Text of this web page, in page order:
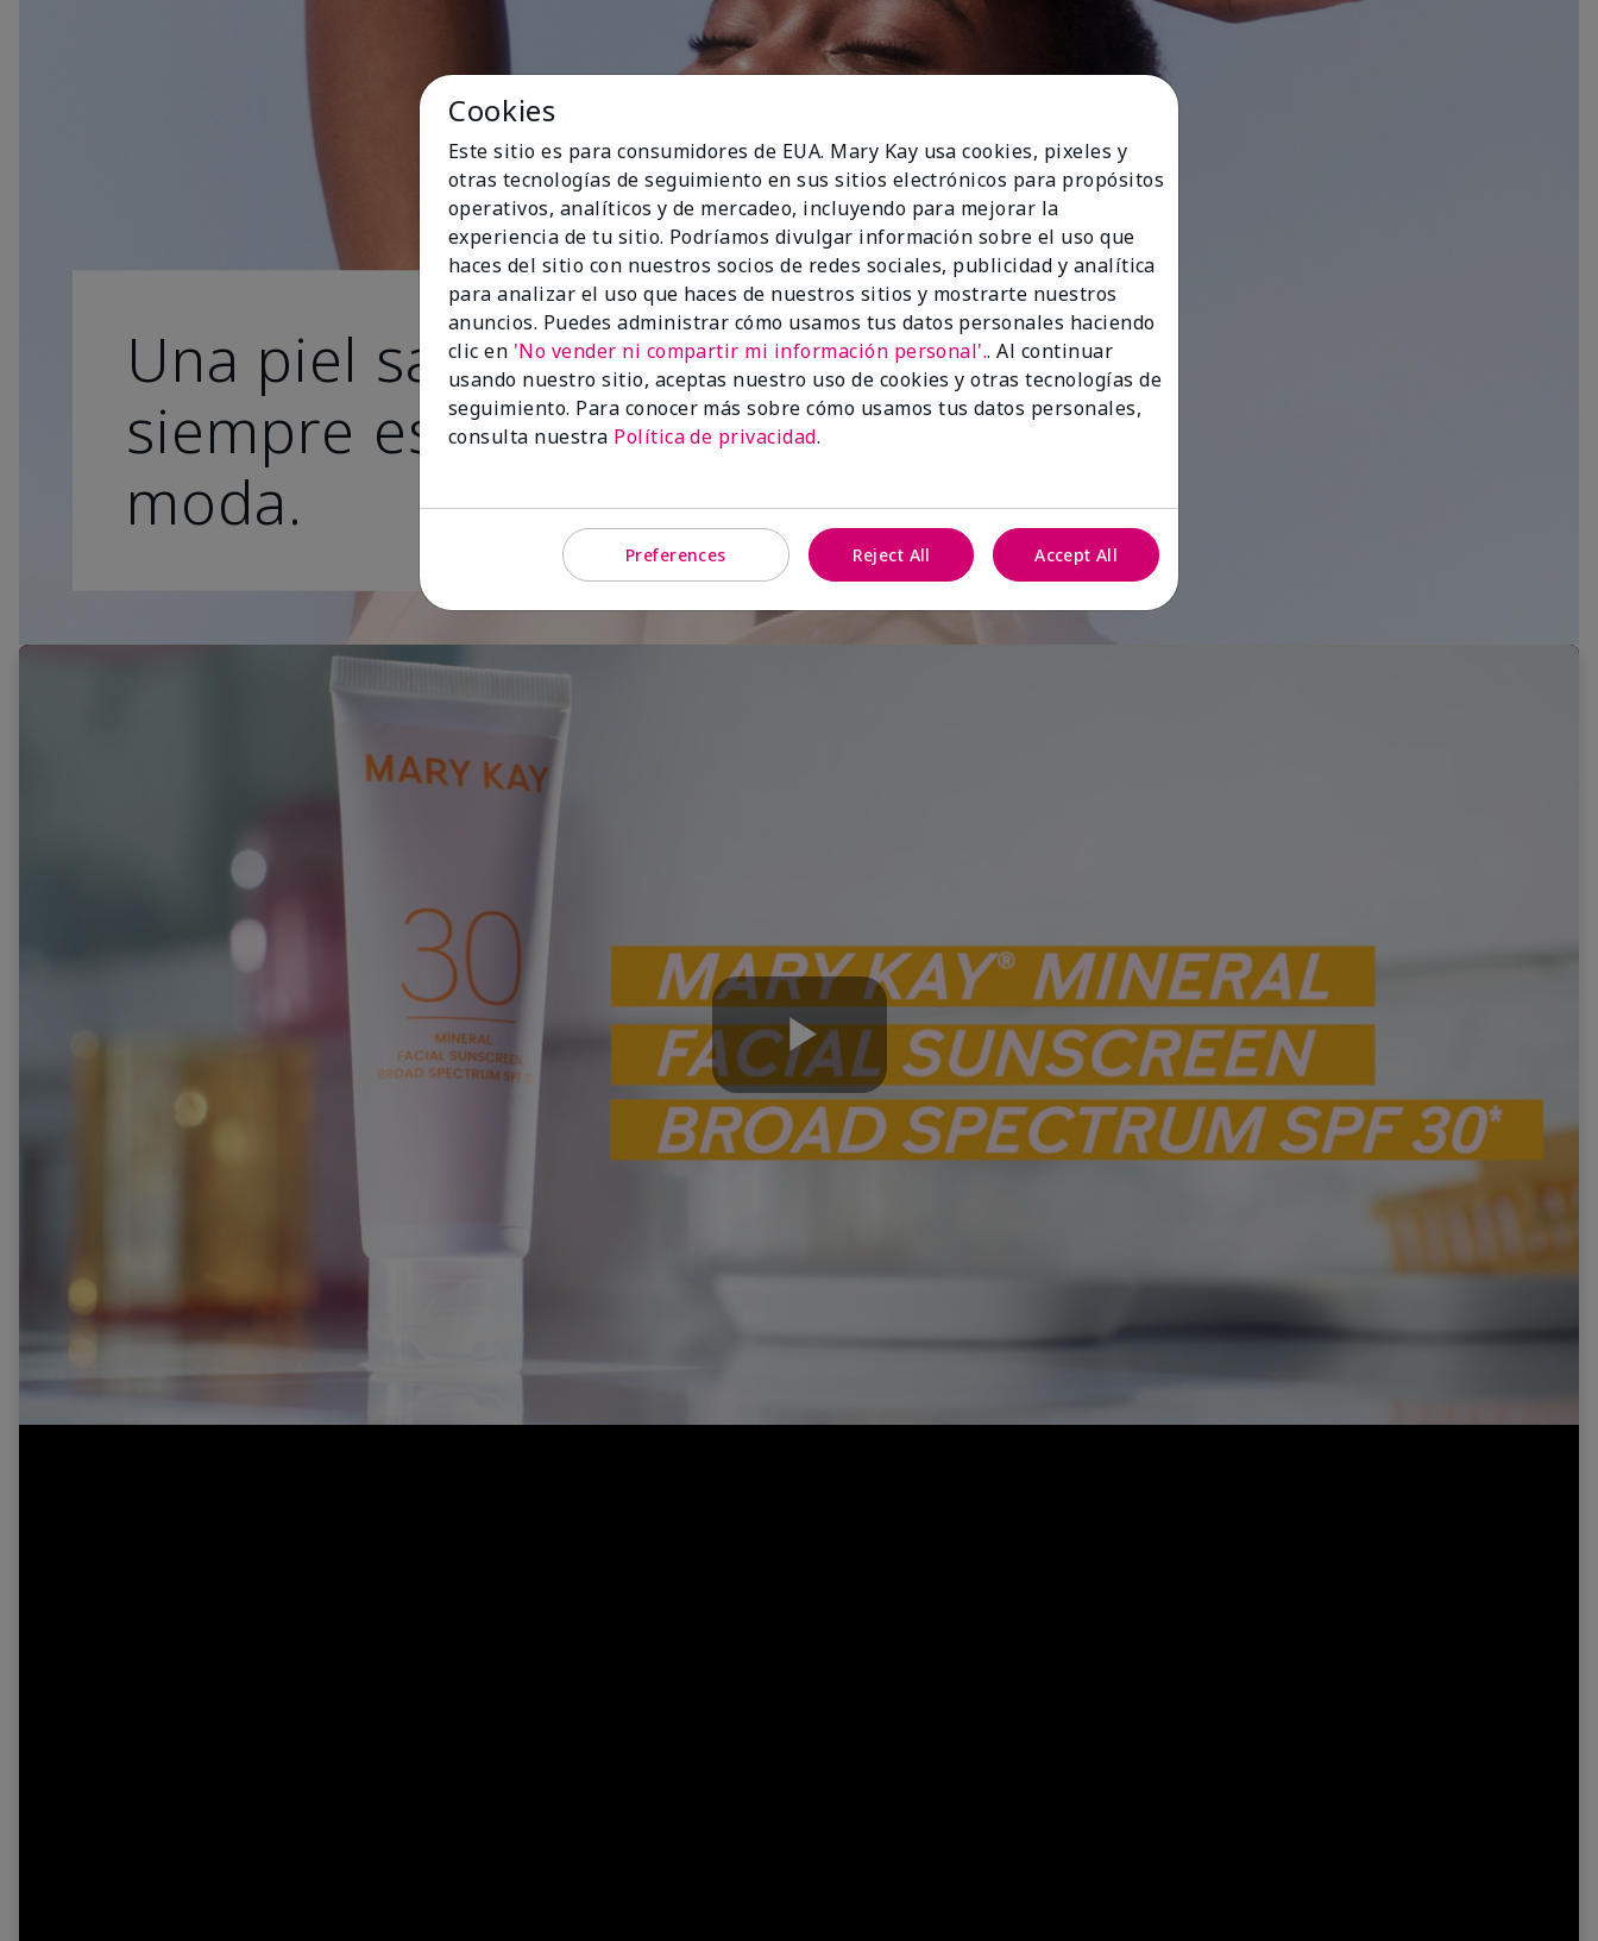
Una piel sana
siempre está de
moda.
Play
Cookies
Este sitio es para consumidores de EUA. Mary Kay usa cookies, pixeles y
otras tecnologías de seguimiento en sus sitios electrónicos para propósitos
operativos, analíticos y de mercadeo, incluyendo para mejorar la
experiencia de tu sitio. Podríamos divulgar información sobre el uso que
haces del sitio con nuestros socios de redes sociales, publicidad y analítica
para analizar el uso que haces de nuestros sitios y mostrarte nuestros
anuncios. Puedes administrar cómo usamos tus datos personales haciendo
clic en 'No vender ni compartir mi información personal'.. Al continuar
usando nuestro sitio, aceptas nuestro uso de cookies y otras tecnologías de
seguimiento. Para conocer más sobre cómo usamos tus datos personales,
consulta nuestra Política de privacidad.
Preferences Reject All Accept All